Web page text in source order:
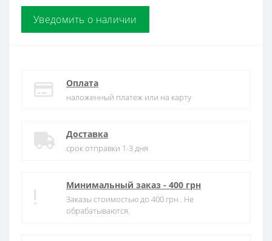
Уведомить о наличии
Оплата
наложенный платеж или на карту
Доставка
срок отправки 1-3 дня
Минимальный заказ - 400 грн
Заказы стоимостью до 400 грн . Не
обрабатываются.